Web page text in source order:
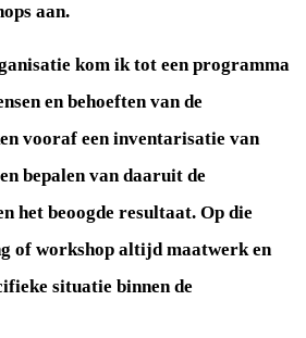
aan.
kom ik tot een programma
en behoeften van de
vooraf een inventarisatie van
bepalen van daaruit de
het beoogde resultaat. Op die
of workshop altijd maatwerk en
situatie binnen de